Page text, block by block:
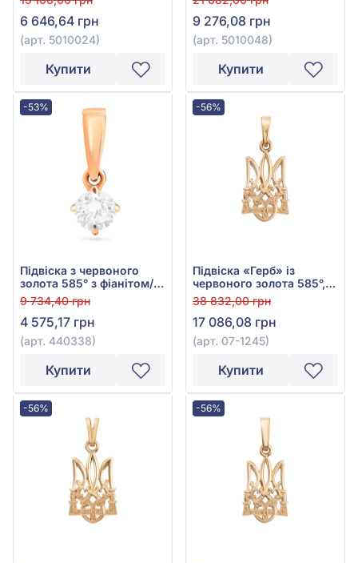
фіанітом/куб.цирконієм,
арт. 5010024
6 646,64 грн
(арт. 5010024)
Купити
арт. 5010048
9 276,08 грн
(арт. 5010048)
Купити
-53%
Підвіска з червоного
золота 585° з фіанітом/
куб.цирконієм, арт.
440338
9 734,40 грн
4 575,17 грн
(арт. 440338)
Купити
-56%
Підвіска «Герб» із
червоного золота 585°,
без вставки, арт. 07-1245
38 832,00 грн
17 086,08 грн
(арт. 07-1245)
Купити
-56% -56%